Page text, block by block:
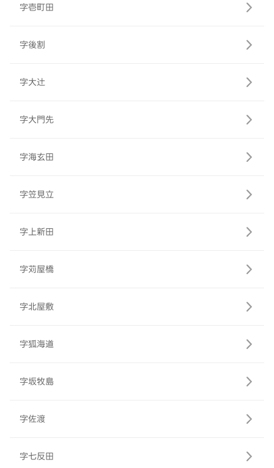
字壱町田
字後割
字大辻
字大門先
字海玄田
字笠見立
字上新田
字苅屋橋
字北屋敷
字狐海道
字坂牧島
字佐渡
字七反田